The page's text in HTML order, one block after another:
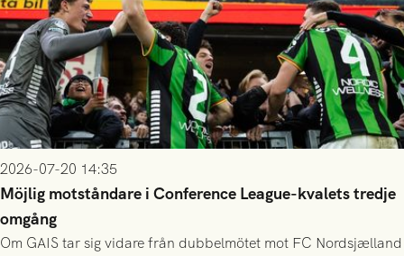
2026-07-20 14:35
Möjlig motståndare i Conference League-kvalets tredje
omgång
Om GAIS tar sig vidare från dubbelmötet mot FC Nordsjælland